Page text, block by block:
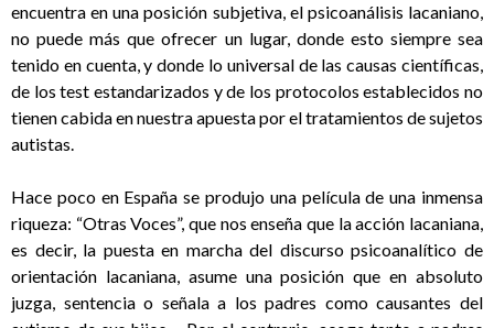
encuentra en una posición subjetiva, el psicoanálisis lacaniano,
no puede más que ofrecer un lugar, donde esto siempre sea
tenido en cuenta, y donde lo universal de las causas científicas,
de los test estandarizados y de los protocolos establecidos no
tienen cabida en nuestra apuesta por el tratamientos de sujetos
autistas.
Hace poco en España se produjo una película de una inmensa
riqueza: “Otras Voces”, que nos enseña que la acción lacaniana,
es decir, la puesta en marcha del discurso psicoanalítico de
orientación lacaniana, asume una posición que en absoluto
juzga, sentencia o señala a los padres como causantes del